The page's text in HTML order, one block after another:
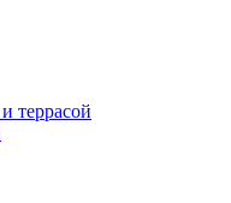
террасой